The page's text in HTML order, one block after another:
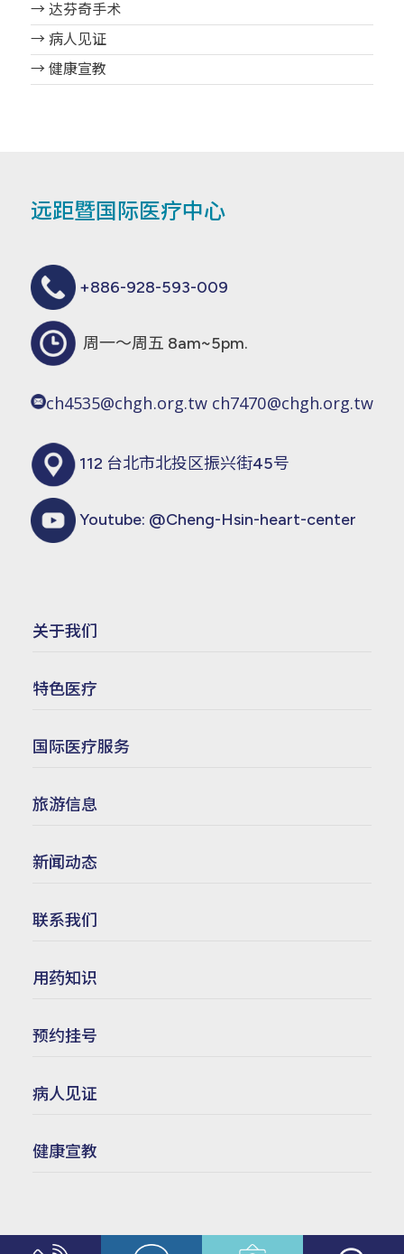
→ 达芬奇手术
→ 病人见证
→ 健康宣教
远距暨国际医疗中心
+886-928-593-009
周一～周五 8am~5pm.
ch4535@chgh.org.tw ch7470@chgh.org.tw
112 台北市北投区振兴街45号
Youtube: @Cheng-Hsin-heart-center
关于我们
特色医疗
国际医疗服务
旅游信息
新闻动态
联系我们
用药知识
预约挂号
病人见证
健康宣教